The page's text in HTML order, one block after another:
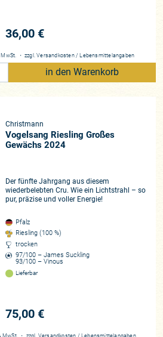
Was dann in den Keller kommt,
der nur grob vorgeklärte Most
über Nacht spontan. Ein erster
Schwefelung und Filtration
lauten und stark geschminkten
Weintrinkern gerne
Tiefe und Spannkraft sich aber
und für jedermann als wertiger
feine Würzigkeit und burgundische
jede Anbiederung fremd ist,
A. Christmann aus.
und jedem neuen Weinstil zu
erzeugen, die in einer langen
stehen und von ihrer Herkunft
wollen wir besondere
Flaschen einfangen, die nur die
hervorbringen können.“ So
Hauses. Eine, die seit Jahren
36,00 €
MwSt. ・ zzgl.Versandkosten / Lebensmittelangaben
in den Warenkorb
Christmann
Vogelsang Riesling Großes
Gewächs 2024
Der fünfte Jahrgang aus diesem
wiederbelebten Cru. Wie ein Lichtstrahl – so
pur, präzise und voller Energie!
Pfalz
Riesling (100 %)
trocken
97/100 – James Suckling
93/100 – Vinous
Lieferbar
75,00 €
MwSt. ・ zzgl. Versandkosten / Lebensmittelangaben